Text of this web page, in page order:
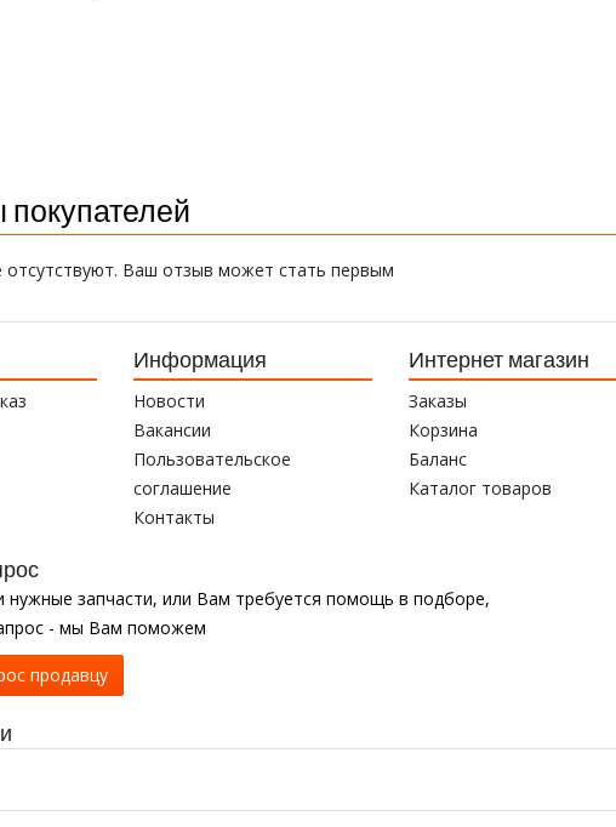
Ваш отзыв может стать первым
Информация
Новости
Вакансии
Пользовательское
соглашение
Контакты
Интернет магазин
Заказы
Корзина
Баланс
Каталог товаров
нужные запчасти, или Вам требуется помощь в подборе,
- мы Вам поможем
продавцу